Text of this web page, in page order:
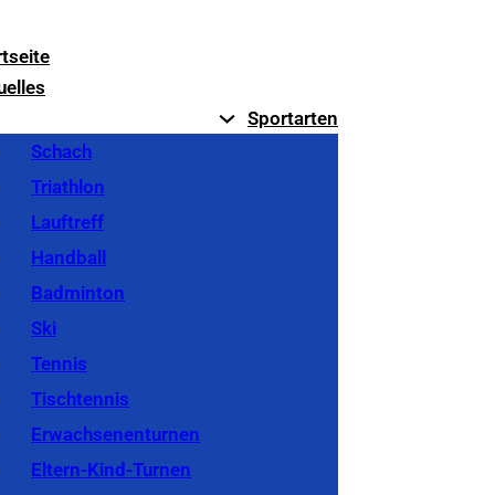
Sportarten
Schach
Triathlon
Lauftreff
Handball
Badminton
Ski
Tennis
Tischtennis
Erwachsenenturnen
Eltern-Kind-Turnen